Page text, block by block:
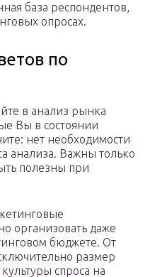
база респондентов,
опросах.
по
в анализ рынка
Вы в состоянии
нет необходимости
анализа. Важны только
полезны при
организовать даже
бюджете. От
размер
спроса на